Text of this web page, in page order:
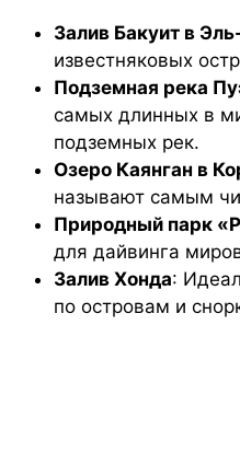
Залив Бакуит в
известняковых
Подземная река
самых длинных в
подземных рек.
Озеро Каянган в
называют самым
Природный парк
для дайвинга
Залив Хонда:
по островам и